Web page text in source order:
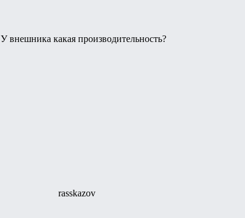
У внешника какая производительность?
rasskazov